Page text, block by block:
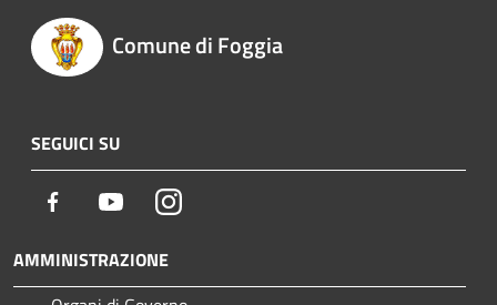
Comune di Foggia
SEGUICI SU
Facebook YoutubeInstagram
AMMINISTRAZIONE